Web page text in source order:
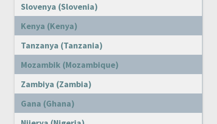
Slovenya (Slovenia)
Kenya (Kenya)
Tanzanya (Tanzania)
Mozambik (Mozambique)
Zambiya (Zambia)
Gana (Ghana)